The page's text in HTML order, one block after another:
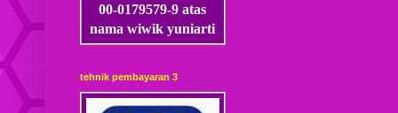
00-0179579-9 atas
nama wiwik yuniarti
tehnik pembayaran 3